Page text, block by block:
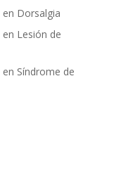
en Dorsalgia
en Lesión de
en Síndrome de